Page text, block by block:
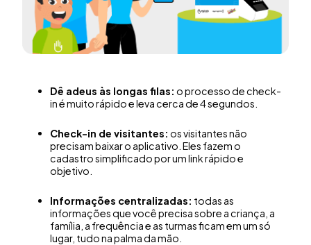
Dê adeus às longas filas: o processo de check-
in é muito rápido e leva cerca de 4 segundos.
Check-in de visitantes: os visitantes não
precisam baixar o aplicativo. Eles fazem o
cadastro simplificado por um link rápido e
objetivo.
Informações centralizadas: todas as
informações que você precisa sobre a criança, a
família, a frequência e as turmas ficam em um só
lugar, tudo na palma da mão.